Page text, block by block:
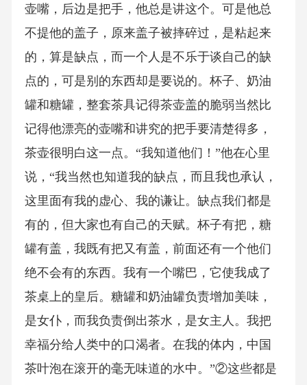
壶嘴，后边是把手，他总是讲这个。可是他总
不提他的盖子，原来盖子被摔碎过，是粘起来
的，算是缺点，而一个人是不乐于谈自己的缺
点的，可是别的东西却是要说的。杯子、奶油
罐和糖罐，整套茶具记得茶壶盖的脆弱当然比
记得他漂亮的壶嘴和讲究的把手要清楚得多，
茶壶很明白这一点。“我知道他们！”他在心里
说，“我当然也知道我的缺点，而且我也承认，
这里面有我的虚心、我的谦让。缺点我们都是
有的，但大家也有自己的天赋。杯子有把，糖
罐有盖，我既有把又有盖，前面还有一个他们
绝不会有的东西。我有一个嘴巴，它使我成了
茶桌上的皇后。糖罐和奶油罐负责增加美味，
是女仆，而我负责倒出茶水，是女主人。我把
幸福分给人类中的口渴者。在我的体内，中国
茶叶泡在滚开的毫无味道的水中。”②这些都是